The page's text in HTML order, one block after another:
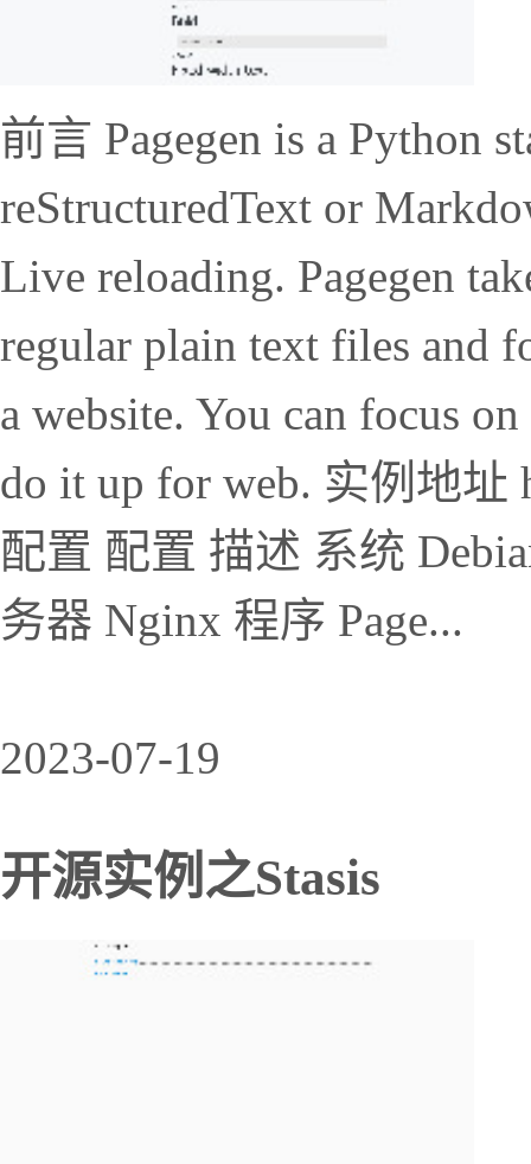
前言 Pagegen is a Python
reStructuredText or
Live reloading. Pagegen
regular plain text files and
a website. You can focus
do it up for web. 实例地址
配置 配置 描述 系统
务器 Nginx 程序 Page...
2023-07-19
开源实例之Stasis